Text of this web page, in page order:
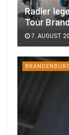
Radler
Tour
7. AUGUST